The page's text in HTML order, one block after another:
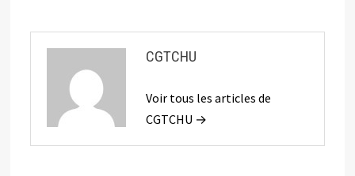
CGTCHU
Voir tous les articles de
CGTCHU →